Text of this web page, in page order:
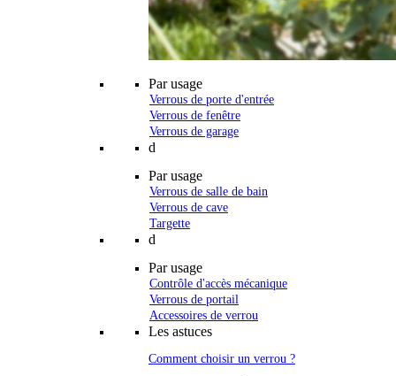
Par usage
Verrous de porte d'entrée
Verrous de fenêtre
Verrous de garage
d
Par usage
Verrous de salle de bain
Verrous de cave
Targette
d
Par usage
Contrôle d'accès mécanique
Verrous de portail
Accessoires de verrou
Les astuces
Comment choisir un verrou ?